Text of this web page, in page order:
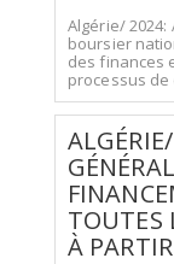
Algérie/
boursier
des finances
processus de
TOUTES
À